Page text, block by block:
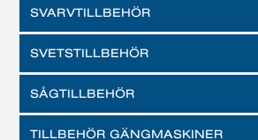
SVARVTILLBEHÖR
SVETSTILLBEHÖR
SÅGTILLBEHÖR
TILLBEHÖR GÄNGMASKINER